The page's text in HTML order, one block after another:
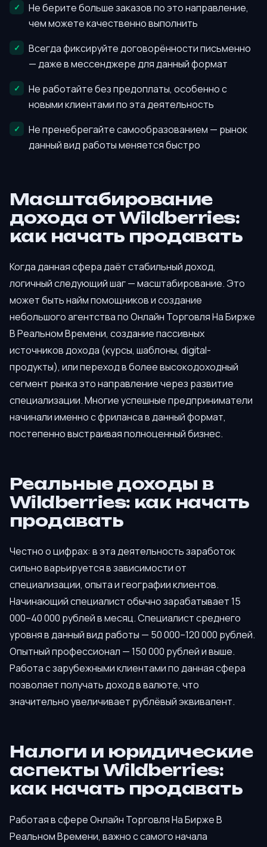
Не берите больше заказов по это направление,
чем можете качественно выполнить
Всегда фиксируйте договорённости письменно
— даже в мессенджере для данный формат
Не работайте без предоплаты, особенно с
новыми клиентами по эта деятельность
Не пренебрегайте самообразованием — рынок
данный вид работы меняется быстро
Масштабирование
дохода от Wildberries:
как начать продавать
Когда данная сфера даёт стабильный доход,
логичный следующий шаг — масштабирование. Это
может быть найм помощников и создание
небольшого агентства по Онлайн Торговля На Бирже
В Реальном Времени, создание пассивных
источников дохода (курсы, шаблоны, digital-
продукты), или переход в более высокодоходный
сегмент рынка это направление через развитие
специализации. Многие успешные предприниматели
начинали именно с фриланса в данный формат,
постепенно выстраивая полноценный бизнес.
Реальные доходы в
Wildberries: как начать
продавать
Честно о цифрах: в эта деятельность заработок
сильно варьируется в зависимости от
специализации, опыта и географии клиентов.
Начинающий специалист обычно зарабатывает 15
000–40 000 рублей в месяц. Специалист среднего
уровня в данный вид работы — 50 000–120 000 рублей.
Опытный профессионал — 150 000 рублей и выше.
Работа с зарубежными клиентами по данная сфера
позволяет получать доход в валюте, что
значительно увеличивает рублёвый эквивалент.
Налоги и юридические
аспекты Wildberries:
как начать продавать
Работая в сфере Онлайн Торговля На Бирже В
Реальном Времени, важно с самого начала